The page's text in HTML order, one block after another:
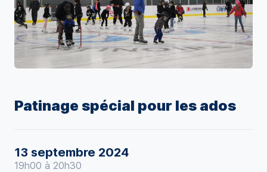
Patinage spécial pour les ados
13 septembre 2024
19h00 à 20h30